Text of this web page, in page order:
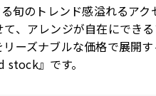
旬のトレンド感溢れるアク
、アレンジが自在にできる
ーズナブルな価格で展開
stock』です。